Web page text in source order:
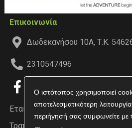
Ο ιστότοπος χρησιμοποιεί
αποτελεσματικότερη
περιήγησή σας συμφωνείτε
Επικοινωνία
Δωδεκανήσου 10Α, Τ.Κ.
2310547496
Εταιρεία
Τραπεζικοί Λογαριασμοί